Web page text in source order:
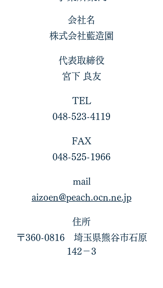
会社名
株式会社藍造園
​代表取締役
​宮下 良友
TEL
048-523-4119
​FAX
​048-525-1966
mail
aizoen@peach.ocn.ne.jp
住所
〒360-0816 埼玉県熊谷市石原
142－3